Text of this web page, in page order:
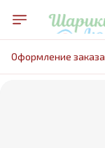
Оформление заказа